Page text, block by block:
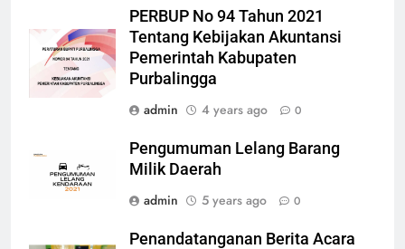
PERBUP No 94 Tahun 2021
Tentang Kebijakan Akuntansi
Pemerintah Kabupaten
Purbalingga
admin
4 years ago 0
Pengumuman Lelang Barang
Milik Daerah
admin
5 years ago 0
Penandatanganan Berita Acara